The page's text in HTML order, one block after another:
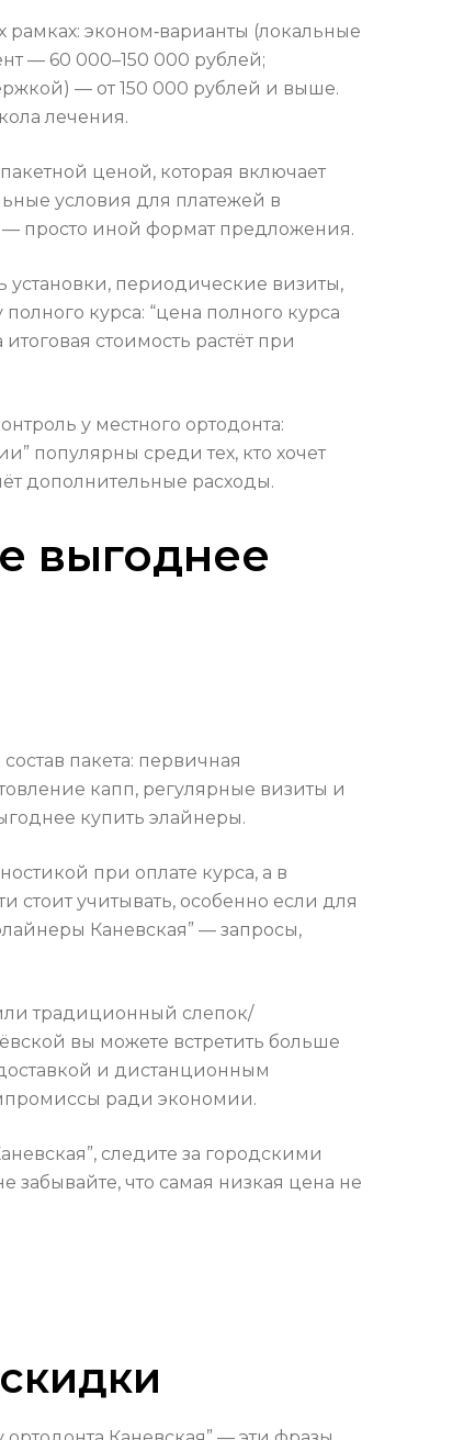
эконом‑варианты (локальные
— 60 000–150 000 рублей;
— от 150 000 рублей и выше.
лечения.
ценой, которая включает
условия для платежей в
— просто иной формат предложения.
установки, периодические визиты,
курса: “цена полного курса
стоимость растёт при
у местного ортодонта:
популярны среди тех, кто хочет
дополнительные расходы.
выгоднее
пакета: первичная
капп, регулярные визиты и
купить элайнеры.
при оплате курса, а в
стоит учитывать, особенно если для
Каневская” — запросы,
традиционный слепок/
вы можете встретить больше
и дистанционным
ради экономии.
следите за городскими
что самая низкая цена не